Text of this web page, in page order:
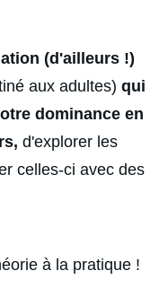
(d'ailleurs !)
aux adultes) qui
dominance en
d'explorer les
celles-ci avec des
à la pratique !